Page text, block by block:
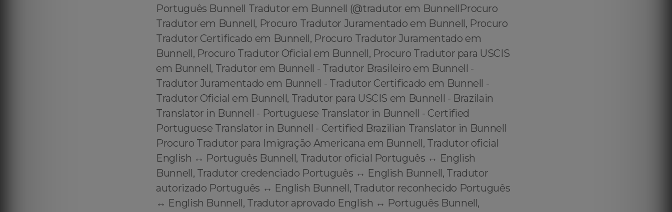
Português Bunnell Tradutor em Bunnell (@tradutor em BunnellProcuro
Tradutor em Bunnell, Procuro Tradutor Juramentado em Bunnell, Procuro
Tradutor Certificado em Bunnell, Procuro Tradutor Juramentado em
Bunnell, Procuro Tradutor Oficial em Bunnell, Procuro Tradutor para USCIS
em Bunnell, Tradutor em Bunnell - Tradutor Brasileiro em Bunnell -
Tradutor Juramentado em Bunnell - Tradutor Certificado em Bunnell -
Tradutor Oficial em Bunnell, Tradutor para USCIS em Bunnell - Brazilain
Translator in Bunnell - Portuguese Translator in Bunnell - Certified
Portuguese Translator in Bunnell - Certified Brazilian Translator in Bunnell
Procuro Tradutor para Imigração Americana em Bunnell, Tradutor oficial
English ↔️ Português Bunnell, Tradutor oficial Português ↔️ English
Bunnell, Tradutor credenciado Português ↔️ English Bunnell, Tradutor
autorizado Português ↔️ English Bunnell, Tradutor reconhecido Português
↔️ English Bunnell, Tradutor aprovado English ↔️ Português Bunnell,